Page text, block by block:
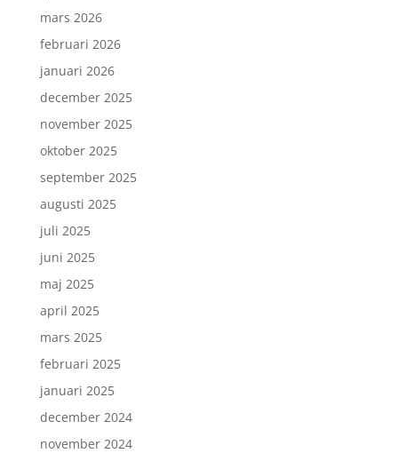
mars 2026
februari 2026
januari 2026
december 2025
november 2025
oktober 2025
september 2025
augusti 2025
juli 2025
juni 2025
maj 2025
april 2025
mars 2025
februari 2025
januari 2025
december 2024
november 2024